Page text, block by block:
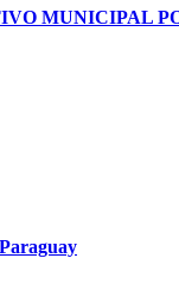
MUNICIPAL